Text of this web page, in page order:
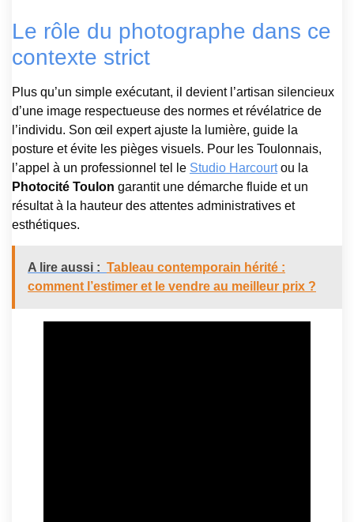
Le rôle du photographe dans ce
contexte strict
Plus qu’un simple exécutant, il devient l’artisan silencieux
d’une image respectueuse des normes et révélatrice de
l’individu. Son œil expert ajuste la lumière, guide la
posture et évite les pièges visuels. Pour les Toulonnais,
l’appel à un professionnel tel le Studio Harcourtou la
Photocité Toulon garantit une démarche fluide et un
résultat à la hauteur des attentes administratives et
esthétiques.
A lire aussi : Tableau contemporain hérité :
comment l’estimer et le vendre au meilleur prix ?